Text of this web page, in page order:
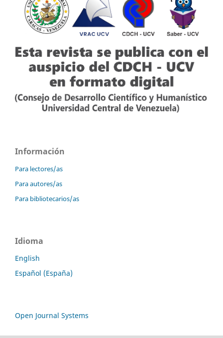
Información
Para lectores/as
Para autores/as
Para bibliotecarios/as
Idioma
English
Español (España)
Open Journal Systems